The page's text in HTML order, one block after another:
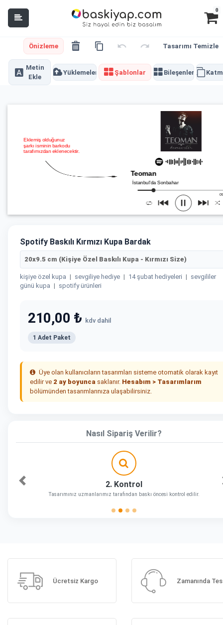
0
Önizleme Tasarımı Temizle
Metin
Ekle
Yüklemeler Şablonlar Bileşenler
Spotify Baskılı Kırmızı Kupa Bardak
20x9.5 cm (Kişiye Özel Baskılı Kupa - Kırmızı Size)
kişiye özel kupa | sevgiliye hediye | 14 şubat hediyeleri | sevgililer
günü kupa | spotify ürünleri
210,00 ₺ kdv dahil
1 Adet Paket
Üye olan kullanıcıların tasarımları sisteme otomatik olarak kayıt
edilir ve 2 ay boyunca saklanır. Hesabım > Tasarımlarım
bölümünden tasarımlarınıza ulaşabilirsiniz.
Nasıl Sipariş Verilir?
2. Kontrol
Tasarımınız uzmanlarımız tarafından baskı öncesi kontrol edilir.
Önceki
Ücretsiz Kargo Zamanında